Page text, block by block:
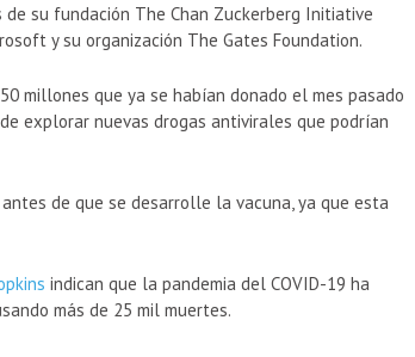
su fundación The Chan Zuckerberg Initiative
y su organización The Gates Foundation.
millones que ya se habían donado el mes pasado
explorar nuevas drogas antivirales que podrían
de que se desarrolle la vacuna, ya que esta
indican que la pandemia del COVID-19 ha
más de 25 mil muertes.